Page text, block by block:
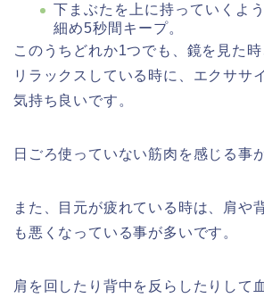
下まぶたを上に持っていくよ
細め5秒間キープ。
このうちどれか1つでも、鏡を見た時
リラックスしている時に、エクササ
気持ち良いです。
日ごろ使っていない筋肉を感じる事
また、目元が疲れている時は、肩や
も悪くなっている事が多いです。
肩を回したり背中を反らしたりして